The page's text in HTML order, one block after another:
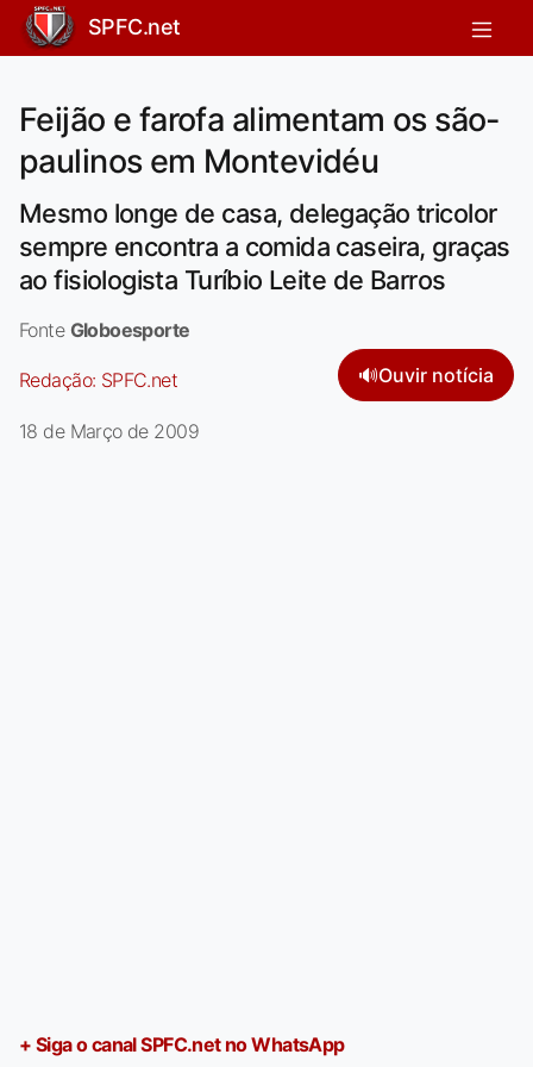
SPFC.net
Feijão e farofa alimentam os são-
paulinos em Montevidéu
Mesmo longe de casa, delegação tricolor
sempre encontra a comida caseira, graças
ao fisiologista Turíbio Leite de Barros
Fonte Globoesporte
Redação: SPFC.net 🔊Ouvir notícia
18 de Março de 2009
+ Siga o canal SPFC.net no WhatsApp